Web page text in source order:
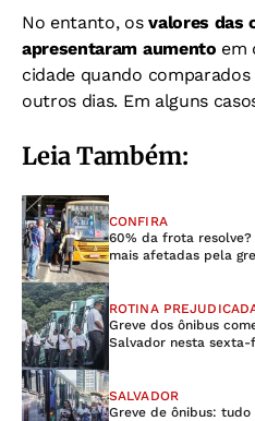
No entanto, osvalores das
apresentaram aumento em
cidade quando
outros dias. Em alguns
Leia Também:
CONFIRA
60% da frota
mais afetadas pela
ROTINA
Greve dos ônibus
Salvador nesta sexta-
SALVADOR
Greve de ônibus: